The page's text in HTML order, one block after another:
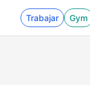
Trabajar Gym